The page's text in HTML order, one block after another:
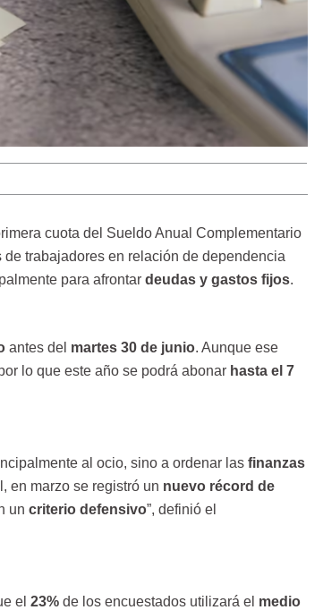
cuota del Sueldo Anual Complementario
de trabajadores en relación de dependencia
para afrontar deudas y gastos fijos.
antes del martes 30 de junio. Aunque ese
lo que este año se podrá abonar hasta el 7
al ocio, sino a ordenar lasfinanzas
en marzo se registró un nuevo récord de
un criterio defensivo”, definió el
el 23%de los encuestados utilizará el medio